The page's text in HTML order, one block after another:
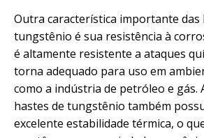
Outra característica importante das
tungstênio é sua resistência à
é altamente resistente a ataques
torna adequado para uso em
como a indústria de petróleo e gás.
hastes de tungstênio também
excelente estabilidade térmica, o